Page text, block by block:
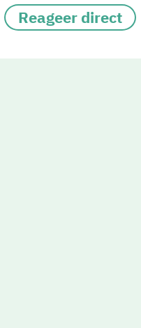
Reageer direct